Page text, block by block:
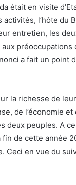
était en visite
l’hôte du
entretien, les
a fait un point
la richesse de
de l’économie
peuples. A
de cette année
en vue du